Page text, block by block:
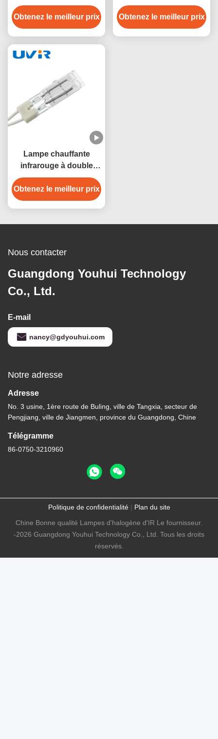
double tube de 1200W,
revêtement or
Obtenez le meilleur prix
Nichrome 230V
Revêtement blanc
Obtenez le meilleur prix
Lampe chauffante
infrarouge à double
tube 115V 450W avec
verre de quartz
Obtenez le meilleur prix
Nous contacter
Guangdong Youhui Technology
Co., Ltd.
E-mail
nancy@gdyouhui.com
Notre adresse
Adresse
No. 3 usine, 1ère route de Buling, ville de Tangxia, secteur de
Pengjiang, ville de Jiangmen, province du Guangdong, Chine
Télégramme
86-0750-3210960
Politique de confidentialité| Plan du site
Chine Bonne qualité Lampes d'halogène d'IR Le fournisseur.
-2026 Guangdong Youhui Technology Co., Ltd. Tous les droits
réservés.